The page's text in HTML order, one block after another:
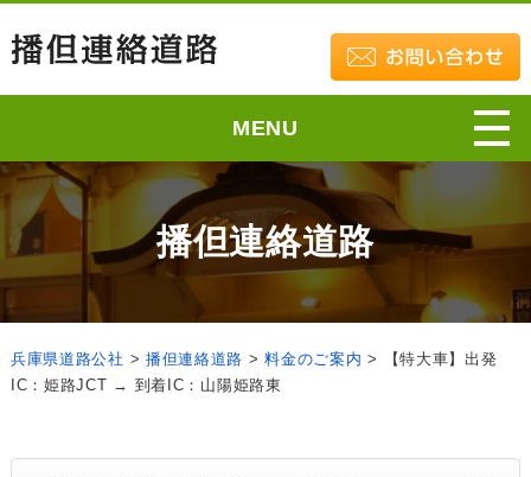
MENU
播但連絡道路
兵庫県道路公社 > 播但連絡道路 >料金のご案内 >
【特大車】出発
IC：姫路JCT → 到着IC：山陽姫路東